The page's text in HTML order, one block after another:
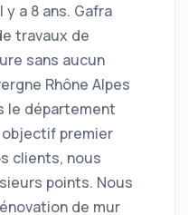
a 8 ans. Gafra
travaux de
sans aucun
Rhône Alpes
le département
premier
clients, nous
points. Nous
de mur